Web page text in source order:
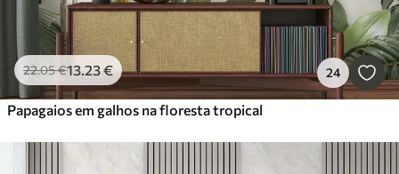
22.05€13.23€ 24
Papagaios em galhos na floresta tropical